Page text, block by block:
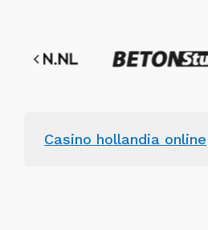
Casino hollandia online